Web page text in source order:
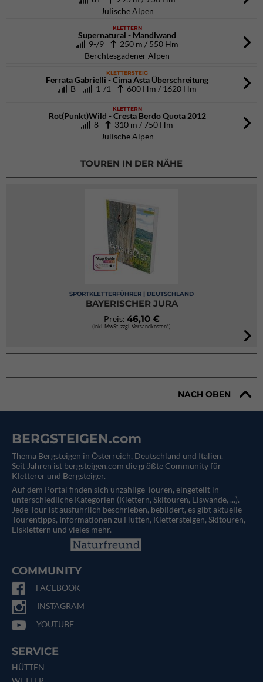
Julische Alpen
KLETTERN
Supernatural - Mandlwand
9-/9
250 m / 550 Hm
Berchtesgadener Alpen
KLETTERSTEIG
Ferrata Gabrielli - Cima Asta Überschreitung
B
1-/1 600 Hm / 1620 Hm
KLETTERN
Rot(Punkt)Wild - Cresta Berdo Quota 2012
8
310 m / 750 Hm
Julische Alpen
TOUREN IN DER NÄHE
SPORTKLETTERFÜHRER | DEUTSCHLAND
BAYERISCHER JURA
Preis: 46,10 €
(inkl. MwSt. zzgl. Versandkosten*)
NACH OBEN
BERGSTEIGEN.com
Thema Bergsteigen in Österreich, Deutschland und Italien.
Seit Jahren ist bergsteigen.com die größte Community für
Kletterer und Bergsteiger.
Auf dem Portal finden sich unzählige Touren, eingeteilt in
unterschiedliche Kategorien (Klettern, Skitouren, Eiswände, ...).
Jede Tour ist ausführlich beschrieben, bebildert, es gibt aktuelle
Tourentipps, Informationen zu Hütten, Klettersteigen, Skitouren,
Eisklettern und vieles mehr.
COMMUNITY
FACEBOOK
INSTAGRAM
YOUTUBE
SERVICE
HÜTTEN